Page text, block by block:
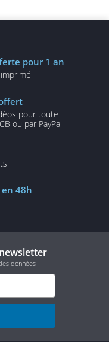
pour 1 an
pour toute
ou par PayPal
en 48h
données